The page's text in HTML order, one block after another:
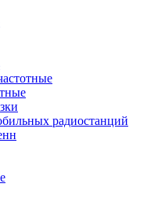
радиостанций